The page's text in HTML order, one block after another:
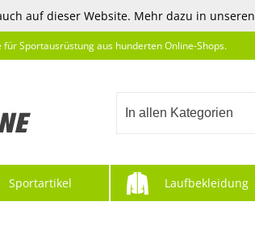
auf dieser Website. Mehr dazu in unseren
Sportausrüstung aus hunderten Online-Shops.
In allen Kategorien
Sportartikel Laufbekleidung